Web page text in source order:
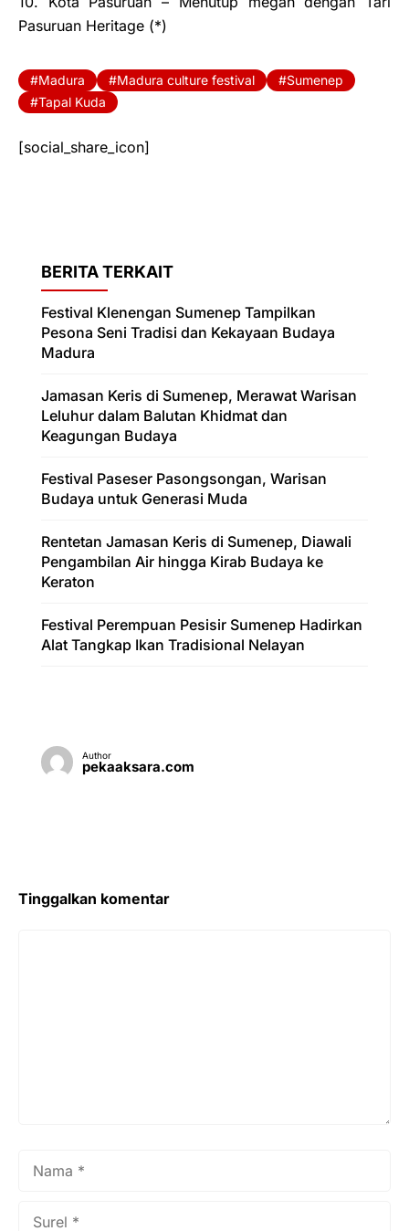
Pasuruan Heritage (*)
Madura Madura culture festival
Sumenep
Tapal Kuda
[social_share_icon]
BERITA TERKAIT
Festival Klenengan Sumenep Tampilkan
Pesona Seni Tradisi dan Kekayaan Budaya
Madura
Jamasan Keris di Sumenep, Merawat Warisan
Leluhur dalam Balutan Khidmat dan
Keagungan Budaya
Festival Paseser Pasongsongan, Warisan
Budaya untuk Generasi Muda
Rentetan Jamasan Keris di Sumenep, Diawali
Pengambilan Air hingga Kirab Budaya ke
Keraton
Festival Perempuan Pesisir Sumenep Hadirkan
Alat Tangkap Ikan Tradisional Nelayan
Author
pekaaksara.com
Tinggalkan komentar